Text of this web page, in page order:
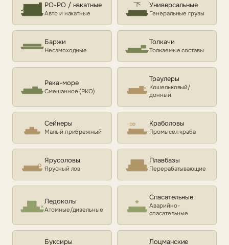
РО-РО / накатные
Авто и накатные
Универсальные
Генеральные грузы
Баржи
Несамоходные
Толкачи
Толкаемые составы
Река-море
Смешанное (РКО)
Траулеры
Кошельковый/
донный
Сейнеры
Малый прибрежный
Краболовы
Промысел краба
Ярусоловы
Ярусный лов
Плавбазы
Перерабатывающие
Ледоколы
Атомные/дизельные
Спасательные
Аварийно-
спасательные
Буксиры Лоцманские